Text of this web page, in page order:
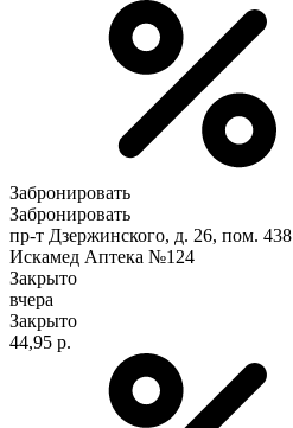
Забронировать
Забронировать
пр-т Дзержинского, д. 26, пом. 438
Искамед Аптека №124
Закрыто
вчера
Закрыто
44,95 р.